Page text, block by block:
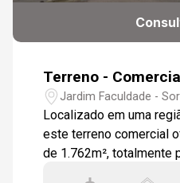
Terreno -
Jardim Faculdade -
Localizado em uma
este terreno comercial
de 1.762m², totalmente